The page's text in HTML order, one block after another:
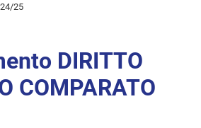
25
DIRITTO
COMPARATO